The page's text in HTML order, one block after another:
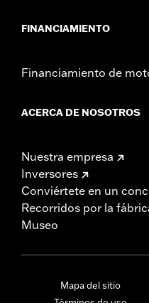
FINANCIAMIENTO
Financiamiento de
ACERCA DE NOSOTROS
Nuestra empresa
Inversores
Conviértete en un
Recorridos por la
Museo
Mapa del sitio